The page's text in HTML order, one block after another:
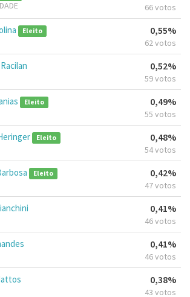
66 votos
Eleito 0,55%
62 votos
0,52%
59 votos
Eleito 0,49%
55 votos
Eleito 0,48%
54 votos
Eleito 0,42%
47 votos
0,41%
46 votos
0,41%
46 votos
0,38%
43 votos